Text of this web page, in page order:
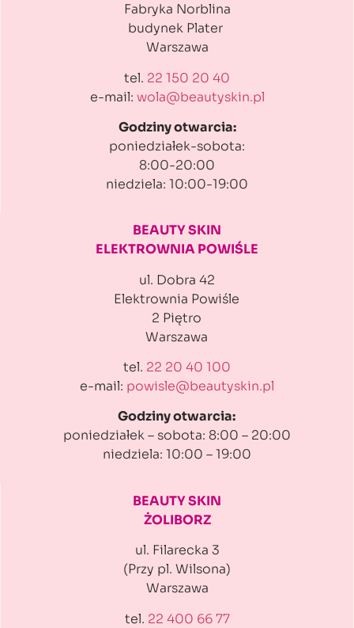
Fabryka Norblina
budynek Plater
Warszawa
tel. 22 150 20 40
e-mail: wola@beautyskin.pl
Godziny otwarcia:
poniedziałek-sobota:
8:00-20:00
niedziela: 10:00-19:00
BEAUTY SKIN
ELEKTROWNIA POWIŚLE
ul. Dobra 42
Elektrownia Powiśle
2 Piętro
Warszawa
tel. 22 20 40 100
e-mail: powisle@beautyskin.pl
Godziny otwarcia:
poniedziałek – sobota: 8:00 – 20:00
niedziela: 10:00 – 19:00
BEAUTY SKIN
ŻOLIBORZ
ul. Filarecka 3
(Przy pl. Wilsona)
Warszawa
tel. 22 400 66 77